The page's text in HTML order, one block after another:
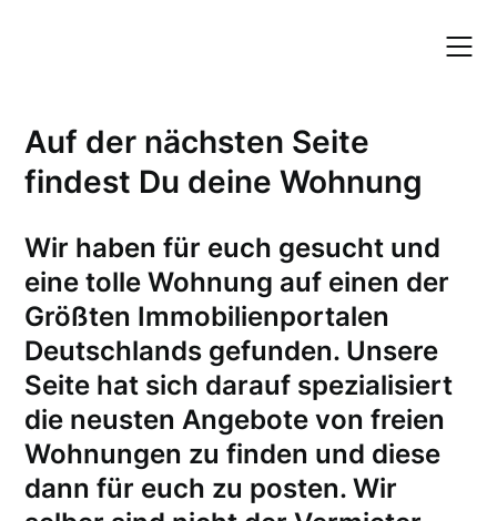
Auf der nächsten Seite
findest Du deine Wohnung
Wir haben für euch gesucht und
eine tolle Wohnung auf einen der
Größten Immobilienportalen
Deutschlands gefunden. Unsere
Seite hat sich darauf spezialisiert
die neusten Angebote von freien
Wohnungen zu finden und diese
dann für euch zu posten. Wir